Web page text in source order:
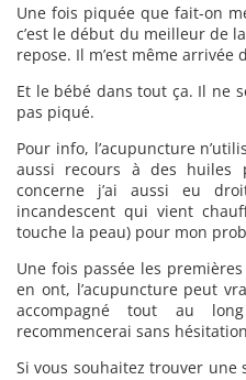
Une fois piquée que fait-on
c’est le début du meilleur de
repose. Il m’est même arrivée
Et le bébé dans tout ça. Il ne
pas piqué.
Pour info, l’acupuncture
aussi recours à des huiles
concerne j’ai aussi eu
incandescent qui vient
touche la peau) pour mon
Une fois passée les
en ont, l’acupuncture peut
accompagné tout au
recommencerai sans
Si vous souhaitez trouver une